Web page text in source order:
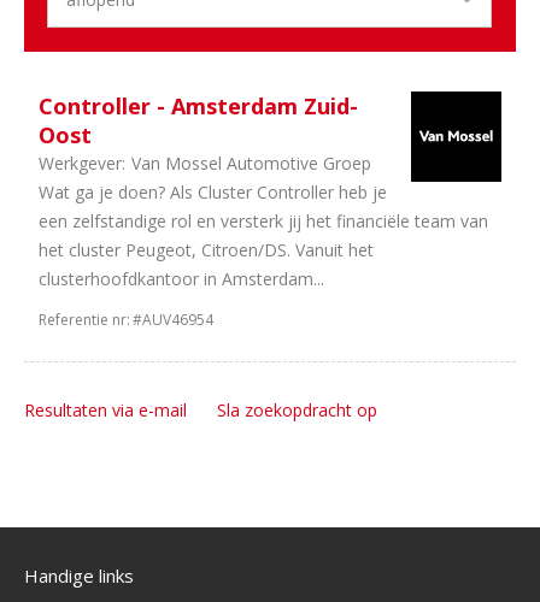
Controller - Amsterdam Zuid-
Oost
Werkgever: Van Mossel Automotive Groep
Wat ga je doen? Als Cluster Controller heb je
een zelfstandige rol en versterk jij het financiële team van
het cluster Peugeot, Citroen/DS. Vanuit het
clusterhoofdkantoor in Amsterdam...
Referentie nr:#AUV46954
Resultaten via e-mail Sla zoekopdracht op
Handige links